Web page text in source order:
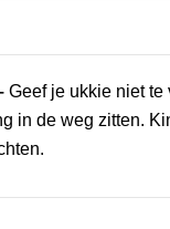
Geef je ukkie niet te
in de weg zitten.